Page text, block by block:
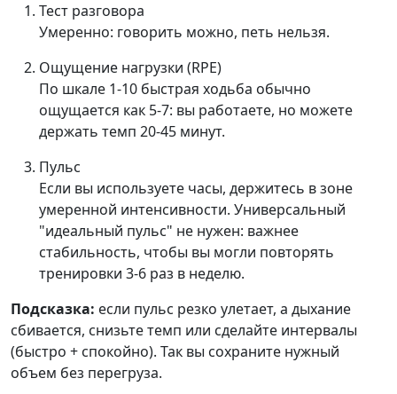
Тест разговора
Умеренно: говорить можно, петь нельзя.
Ощущение нагрузки (RPE)
По шкале 1-10 быстрая ходьба обычно
ощущается как 5-7: вы работаете, но можете
держать темп 20-45 минут.
Пульс
Если вы используете часы, держитесь в зоне
умеренной интенсивности. Универсальный
"идеальный пульс" не нужен: важнее
стабильность, чтобы вы могли повторять
тренировки 3-6 раз в неделю.
Подсказка: если пульс резко улетает, а дыхание
сбивается, снизьте темп или сделайте интервалы
(быстро + спокойно). Так вы сохраните нужный
объем без перегруза.